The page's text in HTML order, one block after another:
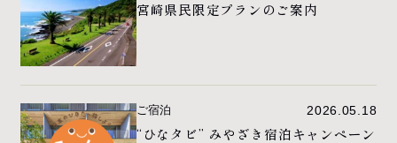
宮崎県民限定プランのご案内
ご宿泊 2026.05.18
“ひなタビ” みやざき宿泊キャンペーン